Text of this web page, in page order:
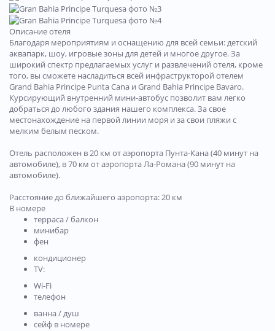
Описание отеля
Благодаря мероприятиям и оснащению для всей семьи: детский
аквапарк, шоу, игровые зоны для детей и многое другое. За
широкий спектр предлагаемых услуг и развлечений отеля, кроме
того, вы сможете насладиться всей инфраструкторой отелем
Grand Bahia Principe Punta Cana и Grand Bahia Principe Bavaro.
Курсирующий внутренний мини-автобус позволит вам легко
добраться до любого здания нашего комплекса. За свое
местонахождение на первой линии моря и за свои пляжи с
мелким белым песком.
Отель расположен в 20 км от аэропорта Пунта-Кана (40 минут на
автомобиле), в 70 км от аэропорта Ла-Романа (90 минут на
автомобиле).
Расстояние до ближайшего аэропорта: 20 км
В номере
терраса / балкон
минибар
фен
кондиционер
TV:
Wi-Fi
телефон
ванна / душ
сейф в номере